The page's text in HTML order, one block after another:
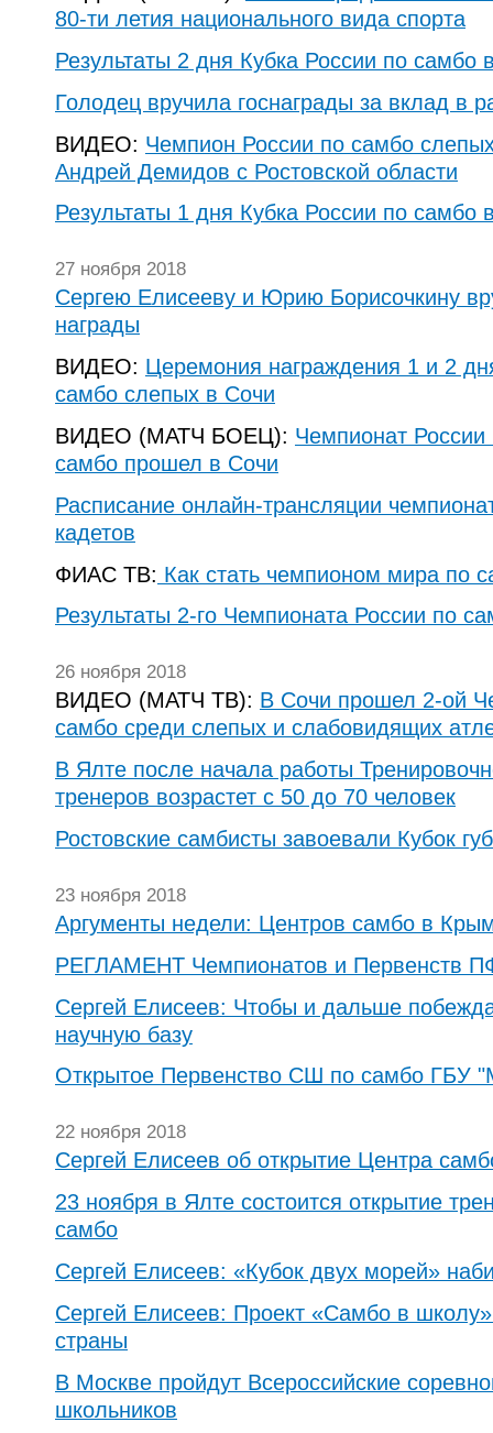
80-ти летия национального вида спорта
Результаты 2 дня Кубка России по самбо
Голодец вручила госнаграды за вклад в
ВИДЕО: Чемпион России по самбо
Андрей Демидов с Ростовской области
Результаты 1 дня Кубка России по самбо
27 ноября 2018
Сергею Елисееву и Юрию Борисочкину
награды
ВИДЕО: Церемония награждения 1 и 2
самбо слепых в Сочи
ВИДЕО (МАТЧ БОЕЦ): Чемпионат
самбо прошел в Сочи
Расписание онлайн-трансляции
кадетов
ФИАС ТВ: Как стать чемпионом мира по
Результаты 2-го Чемпионата России по
26 ноября 2018
ВИДЕО (МАТЧ ТВ): В Сочи прошел 2-ой
самбо среди слепых и слабовидящих
В Ялте после начала работы
тренеров возрастет с 50 до 70 человек
Ростовские самбисты завоевали Кубок
23 ноября 2018
Аргументы недели: Центров самбо в
РЕГЛАМЕНТ Чемпионатов и Первенств
Сергей Елисеев: Чтобы и дальше
научную базу
Открытое Первенство СШ по самбо ГБУ
22 ноября 2018
Сергей Елисеев об открытие Центра
23 ноября в Ялте состоится открытие
самбо
Сергей Елисеев: «Кубок двух морей»
Сергей Елисеев: Проект «Самбо в
страны
В Москве пройдут Всероссийские
школьников